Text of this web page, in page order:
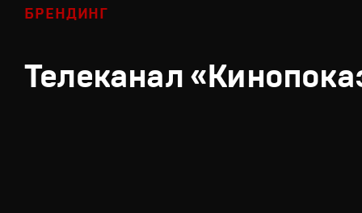
БРЕНДИНГ
Телеканал